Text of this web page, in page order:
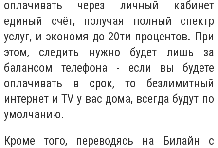
оплачивать через личный кабинет
единый счёт, получая полный спектр
услуг, и экономя до 20ти процентов. При
этом, следить нужно будет лишь за
балансом телефона - если вы будете
оплачивать в срок, то безлимитный
интернет и TV у вас дома, всегда будут по
умолчанию.
Кроме того, переводясь на Билайн с